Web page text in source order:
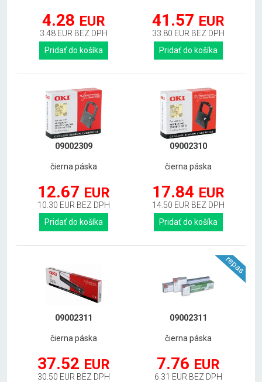
4.28 EUR
3.48 EUR BEZ DPH
Pridať do košíka
41.57 EUR
33.80 EUR BEZ DPH
Pridať do košíka
09002309
čierna páska
12.67 EUR
10.30 EUR BEZ DPH
Pridať do košíka
09002310
čierna páska
17.84 EUR
14.50 EUR BEZ DPH
Pridať do košíka
09002311
čierna páska
37.52 EUR
30.50 EUR BEZ DPH
repas
09002311
čierna páska
7.76 EUR
6.31 EUR BEZ DPH